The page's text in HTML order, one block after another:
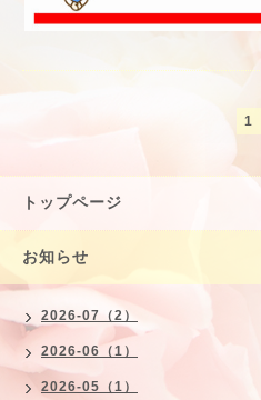
1
トップページ
お知らせ
2026-07（2）
2026-06（1）
2026-05（1）